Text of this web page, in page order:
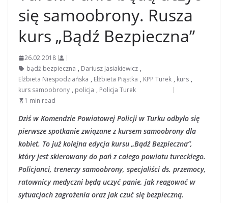
się samoobrony. Rusza
kurs „Bądź Bezpieczna”
26.02.2018
bądź bezpieczna , Dariusz Jasiakiewicz ,
Elżbieta Niespodziańska , Elżbieta Piąstka , KPP Turek , kurs ,
kurs samoobrony , policja , Policja Turek
1 min read
Dziś w Komendzie Powiatowej Policji w Turku odbyło się
pierwsze spotkanie związane z kursem samoobrony dla
kobiet. To już kolejna edycja kursu „Bądź Bezpieczna”,
który jest skierowany do pań z całego powiatu tureckiego.
Policjanci, trenerzy samoobrony, specjaliści ds. przemocy,
ratownicy medyczni będą uczyć panie, jak reagować w
sytuacjach zagrożenia oraz jak czuć się bezpieczną.